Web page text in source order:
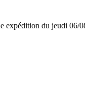
du jeudi 06/